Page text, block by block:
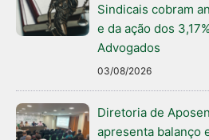
Sindicais cobram
e da ação dos
Advogados
03/08/2026
Diretoria de
apresenta balanço